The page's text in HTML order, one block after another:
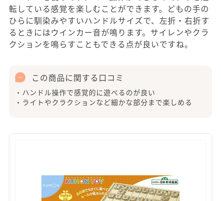
転している感覚を楽しむことができます。どもの手の
ひらに馴染みやすいハンドルサイズで、左折・右折す
るときにはウインカー音が鳴ります。サイレンやクラ
クションを鳴らすこともできる点が良いですね。
この商品に関する口コミ
・ハンドル操作で感覚的に遊べるのが良い
・ライトやクラクションなど細かな部分まで楽しめる